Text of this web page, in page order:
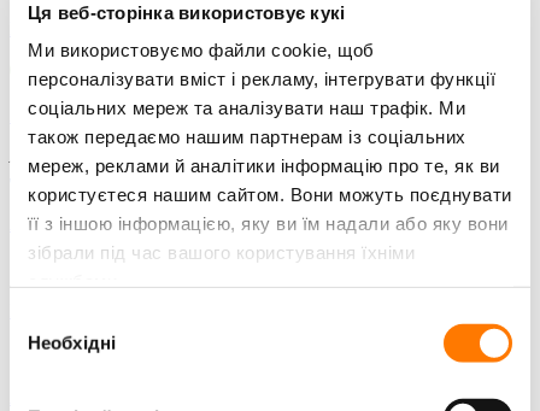
Ця веб-сторінка використовує кукі
Ми використовуємо файли cookie, щоб
персоналізувати вміст і рекламу, інтегрувати функції
соціальних мереж та аналізувати наш трафік. Ми
також передаємо нашим партнерам із соціальних
мереж, реклами й аналітики інформацію про те, як ви
користуєтеся нашим сайтом. Вони можуть поєднувати
її з іншою інформацією, яку ви їм надали або яку вони
зібрали під час вашого користування їхніми
згоди
Необхідні
Мексика - іспанська
Бразилія - португальська
Азиатсько-Тихоокеанський регіон
Австралія - англійська